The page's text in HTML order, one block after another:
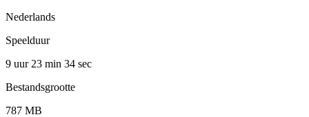
Nederlands
Speelduur
9 uur 23 min 34 sec
Bestandsgrootte
787 MB